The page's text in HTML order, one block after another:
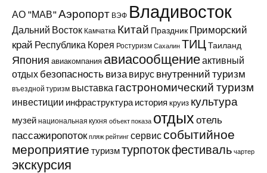
АО "МАВ"Аэропорт ВЭФ Владивосток
Дальний Восток Камчатка Китай Праздник Приморский
край Республика Корея Ростуризм Сахалин ТИЦТаиланд
Япония авиакомпания авиасообщениеактивный
отдых безопасность виза вирус внутренний туризм
въездной туризм выставка гастрономический туризм
инвестиции инфраструктура история круиз культура
музей национальная кухня объект показа отдыхотель
пассажиропоток пляж рейтинг сервис событийное
мероприятие туризмтурпотокфестиваль чартер
экскурсия